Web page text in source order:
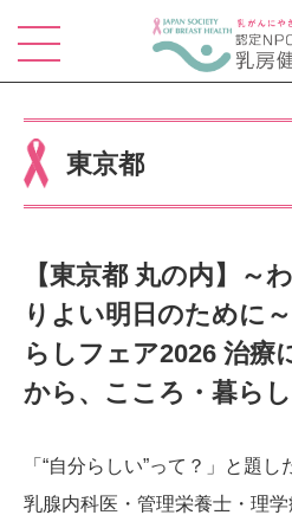
東京都
【東京都 丸の内】～
りよい明日のために
らしフェア2026 治療
から、こころ・暮ら
「“自分らしい”って？」と題し
乳腺内科医・管理栄養士・理